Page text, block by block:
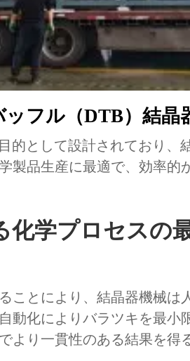
ッフル（DTB）結晶
的として設計されており、
製品生産に最適で、効率的
化学プロセスの
ことにより、結晶器機械は
動化によりバラツキを最小
より一貫性のある結果を得